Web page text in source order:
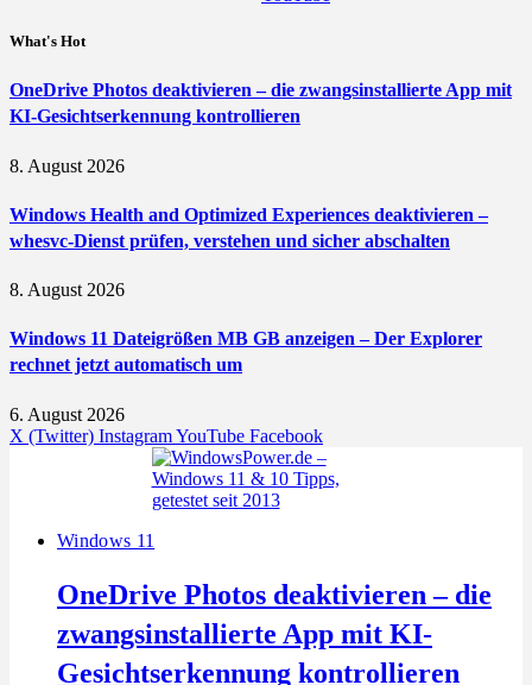
What's Hot
OneDrive Photos deaktivieren – die zwangsinstallierte App mit
KI-Gesichtserkennung kontrollieren
8. August 2026
Windows Health and Optimized Experiences deaktivieren –
whesvc-Dienst prüfen, verstehen und sicher abschalten
8. August 2026
Windows 11 Dateigrößen MB GB anzeigen – Der Explorer
rechnet jetzt automatisch um
6. August 2026
X (Twitter) InstagramYouTube Facebook
Windows 11
OneDrive Photos deaktivieren – die
zwangsinstallierte App mit KI-
Gesichtserkennung kontrollieren